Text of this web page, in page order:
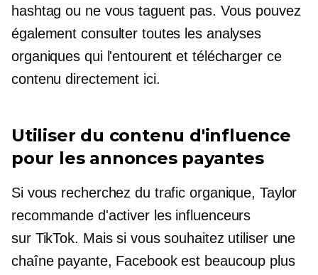
hashtag ou ne vous taguent pas. Vous pouvez
également consulter toutes les analyses
organiques qui l'entourent et télécharger ce
contenu directement ici.
Utiliser du contenu d'influence
pour les annonces payantes
Si vous recherchez du trafic organique, Taylor
recommande d'activer les influenceurs
sur TikTok. Mais si vous souhaitez utiliser une
chaîne payante, Facebook est beaucoup plus